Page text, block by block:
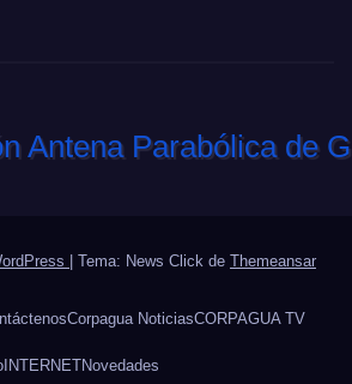
Tema: News Click de Themeansar
Corpagua NoticiasCORPAGUA TV
INTERNETNovedades